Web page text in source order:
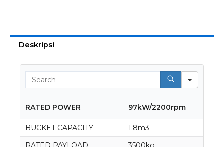
Deskripsi
RATED POWER 97kW/2200rpm
BUCKET CAPACITY
1.8m3
RATED PAYLOAD
3500kg